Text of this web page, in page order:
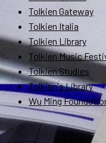
Tolkien Gateway
Tolkien Italia
Tolkien Library
Tolkien Music
Tolkien Studies
Tolkien's Library
Wu Ming